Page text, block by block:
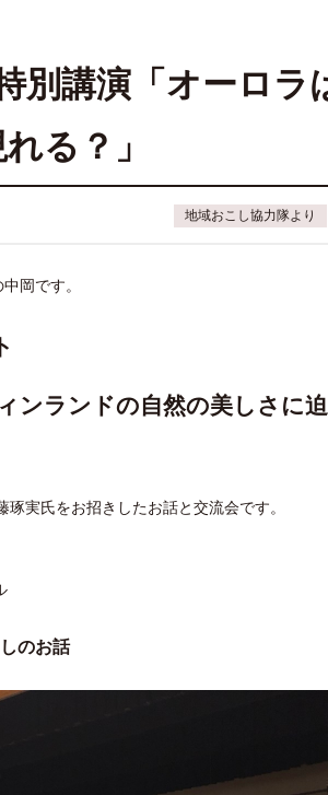
別講演「オーロラ
る？」
地域おこし協力隊より
岡です。
ンランドの自然の美しさに
琢実氏をお招きしたお話と交流会です。
のお話